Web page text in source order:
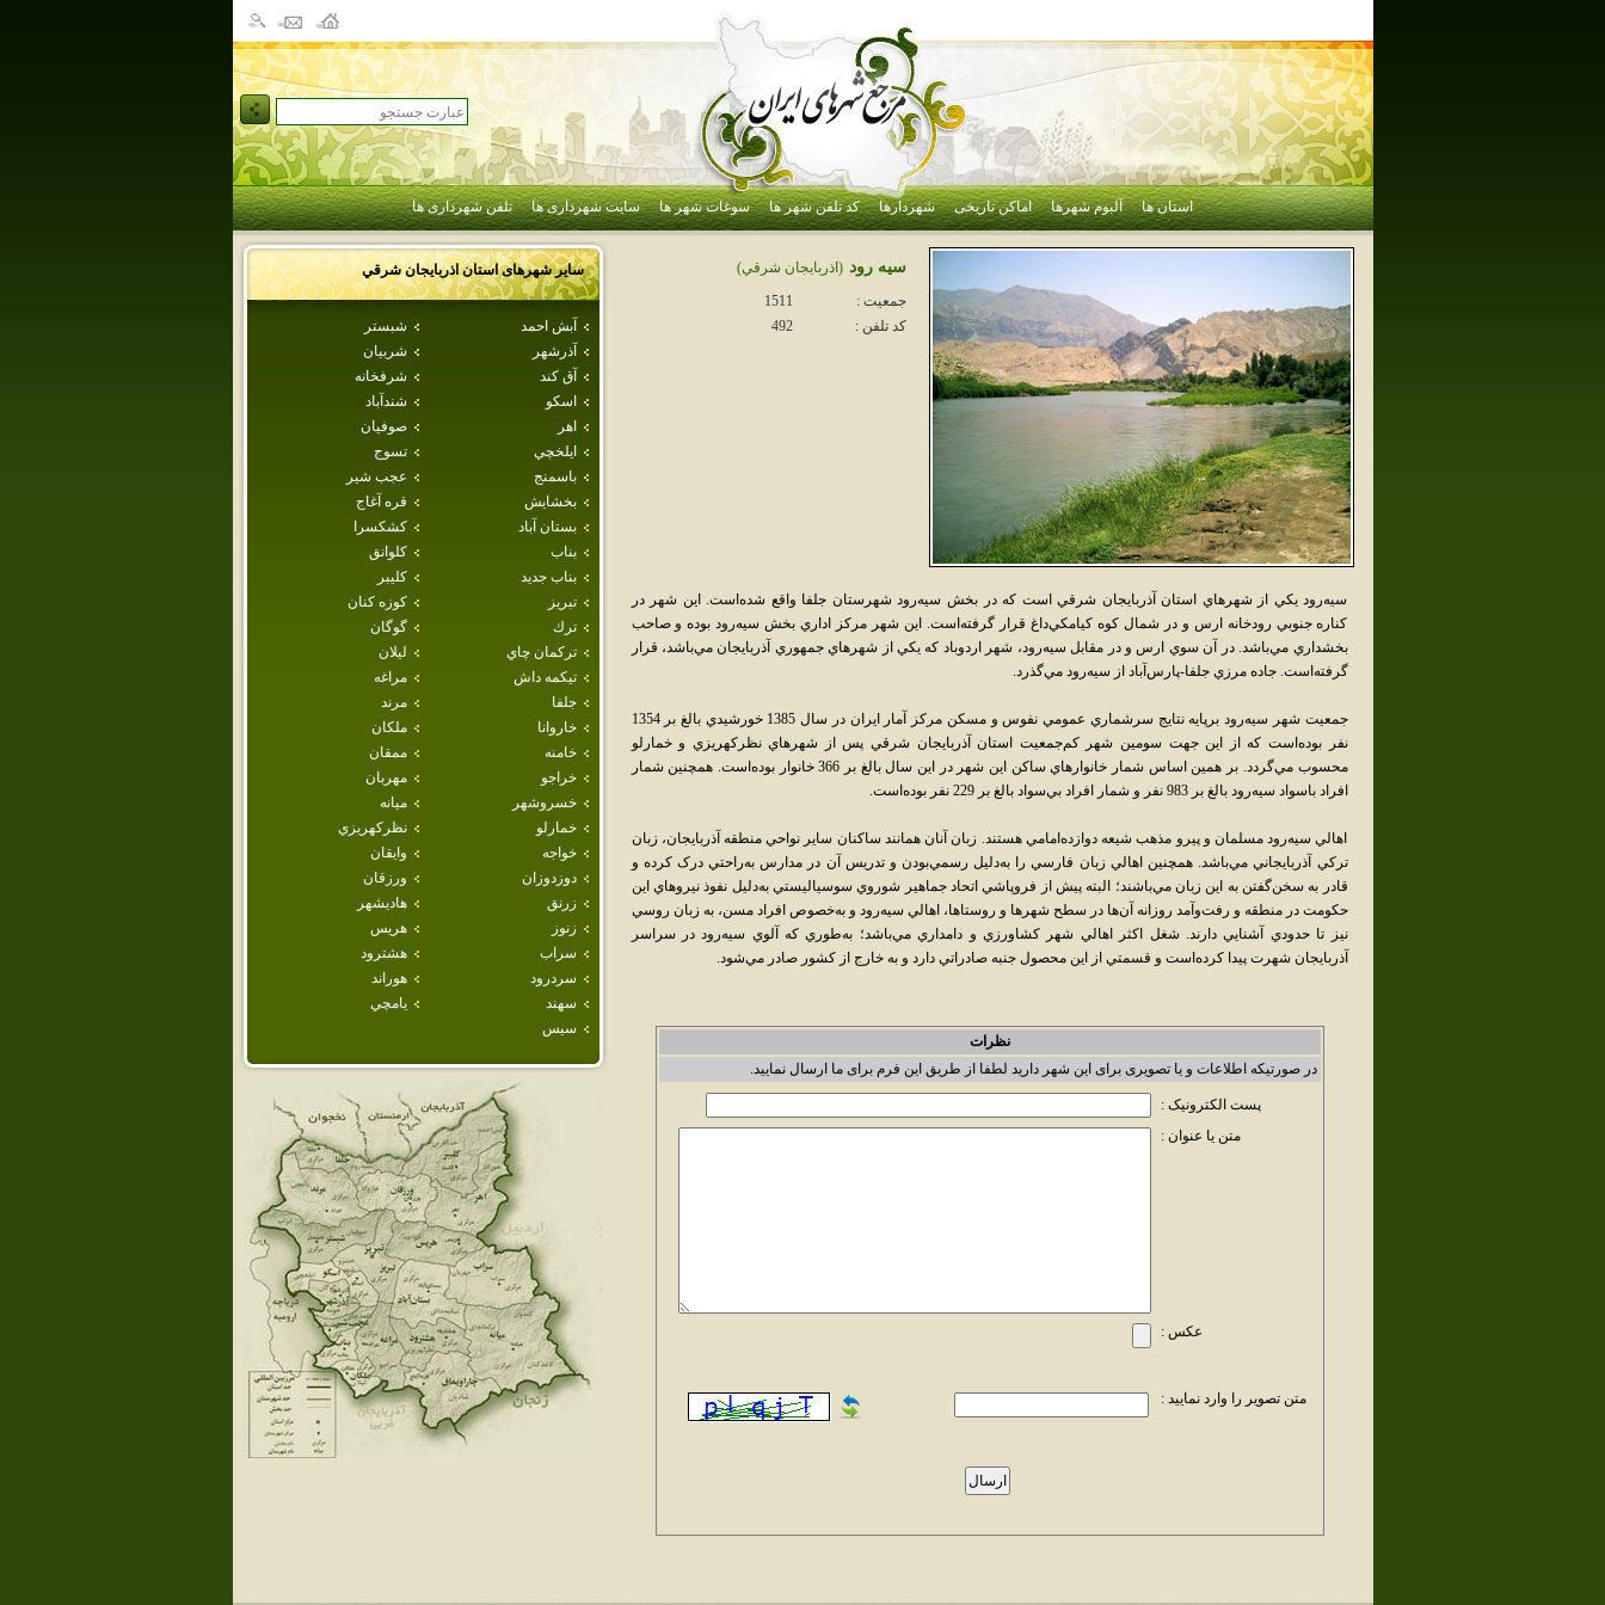
استان ها آلبوم شهرها اماکن تاریخی شهردارها کد تلفن شهر ها سوغات شهر ها سایت شهرداری ها تلفن شهرداری ها
سایر شهرهای استاناذربايجان شرقي
آبش احمد
شبستر
آذرشهر
شربيان
آق كند
شرفخانه
اسكو
شندآباد
اهر
صوفيان
ايلخچي
تسوج
باسمنج
عجب شير
بخشايش
قره آغاج
بستان آباد
كشكسرا
بناب
كلوانق
بناب جديد
كليبر
تبريز
كوزه كنان
ترك
گوگان
تركمان چاي
ليلان
تيكمه داش
مراغه
جلفا
مرند
خاروانا
ملكان
خامنه
ممقان
خراجو
مهربان
خسروشهر
ميانه
خمارلو
نظركهريزي
خواجه
وايقان
دوزدوزان
ورزقان
زرنق
هاديشهر
زنوز
هريس
سراب
هشترود
سردرود
هوراند
سهند
يامچي
سيس
سيه رود (اذربايجان شرقي)
جمعیت :
1511
کد تلفن :
492
سيه‌رود يکي از شهرهاي استان آذربايجان شرقي است که در بخش سيه‌رود شهرستان جلفا واقع شده‌است. اين شهر در
کناره جنوبي رودخانه ارس و در شمال کوه کيامکي‌داغ قرار گرفته‌است. اين شهر مرکز اداري بخش سيه‌رود بوده و صاحب
بخشداري مي‌باشد. در آن سوي ارس و در مقابل سيه‌رود، شهر اردوباد که يکي از شهرهاي جمهوري آذربايجان مي‌باشد، قرار
گرفته‌است. جاده مرزي جلفا-پارس‌آباد از سيه‌رود مي‌گذرد.
جمعيت شهر سيه‌رود برپايه نتايج سرشماري عمومي نفوس و مسکن مرکز آمار ايران در سال 1385 خورشيدي بالغ بر 1354
نفر بوده‌است که از اين جهت سومين شهر کم‌جمعيت استان آذربايجان شرقي پس از شهرهاي نظرکهريزي و خمارلو
محسوب مي‌گردد. بر همين اساس شمار خانوارهاي ساکن اين شهر در اين سال بالغ بر 366 خانوار بوده‌است. همچنين شمار
افراد باسواد سيه‌رود بالغ بر 983 نفر و شمار افراد بي‌سواد بالغ بر 229 نفر بوده‌است.
اهالي سيه‌رود مسلمان و پيرو مذهب شيعه دوازده‌امامي هستند. زبان آنان همانند ساکنان ساير نواحي منطقه آذربايجان، زبان
ترکي آذربايجاني مي‌باشد. همچنين اهالي زبان فارسي را به‌دليل رسمي‌بودن و تدريس آن در مدارس به‌راحتي درک کرده و
قادر به سخن‌گفتن به اين زبان مي‌باشند؛ البته پيش از فروپاشي اتحاد جماهير شوروي سوسياليستي به‌دليل نفوذ نيروهاي اين
حکومت در منطقه و رفت‌وآمد روزانه آن‌ها در سطح شهرها و روستاها، اهالي سيه‌رود و به‌خصوص افراد مسن، به زبان روسي
نيز تا حدودي آشنايي دارند. شغل اکثر اهالي شهر کشاورزي و دامداري مي‌باشد؛ به‌طوري که آلوي سيه‌رود در سراسر
آذربايجان شهرت پيدا کرده‌است و قسمتي از اين محصول جنبه صادراتي دارد و به خارج از کشور صادر مي‌شود.
نظرات
در صورتیکه اطلاعات و یا تصویری برای این شهر دارید لطفا از طریق این فرم برای ما ارسال نمایید.
پست الکترونیک :
متن یا عنوان :
عکس :
متن تصویر را وارد نمایید :